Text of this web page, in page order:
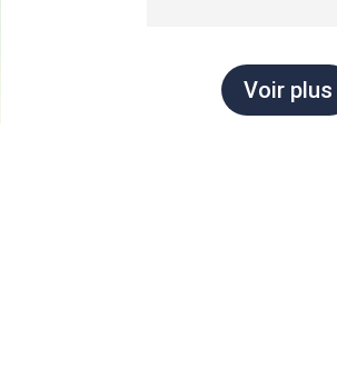
Voir plus